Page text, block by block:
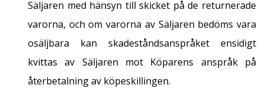
Säljaren med hänsyn till skicket på de returnerade
varorna, och om varorna av Säljaren bedöms vara
osäljbara kan skadeståndsanspråket ensidigt
kvittas av Säljaren mot Köparens anspråk på
återbetalning av köpeskillingen.